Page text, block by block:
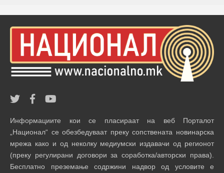
Информациите кои се пласираат на веб Порталот
„Национал“ се обезбедуваат преку сопствената новинарска
мрежа како и од неколку медиумски издавачи од регионот
(преку регулирани договори за соработка/авторски права).
Бесплатно преземање содржини надвор од условите е